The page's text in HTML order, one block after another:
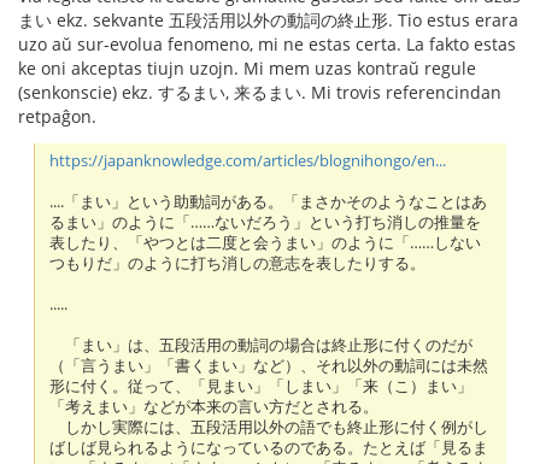
まい ekz. sekvante 五段活用以外の動詞の終止形. Tio estus erara
uzo aŭ sur-evolua fenomeno, mi ne estas certa. La fakto estas
ke oni akceptas tiujn uzojn. Mi mem uzas kontraŭ regule
(senkonscie) ekz. するまい, 来るまい. Mi trovis referencindan
retpaĝon.
https://japanknowledge.com/articles/blognihongo/en...
....「まい」という助動詞がある。「まさかそのようなことはあ
るまい」のように「……ないだろう」という打ち消しの推量を
表したり、「やつとは二度と会うまい」のように「……しない
つもりだ」のように打ち消しの意志を表したりする。
.....
「まい」は、五段活用の動詞の場合は終止形に付くのだが
（「言うまい」「書くまい」など）、それ以外の動詞には未然
形に付く。従って、「見まい」「しまい」「来（こ）まい」
「考えまい」などが本来の言い方だとされる。
しかし実際には、五段活用以外の語でも終止形に付く例がし
ばしば見られるようになっているのである。たとえば「見るま